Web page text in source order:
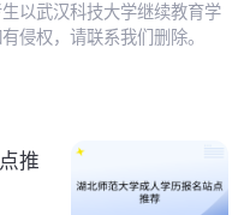
以武汉科技大学继续教育学
侵权，请联系我们删除。
推